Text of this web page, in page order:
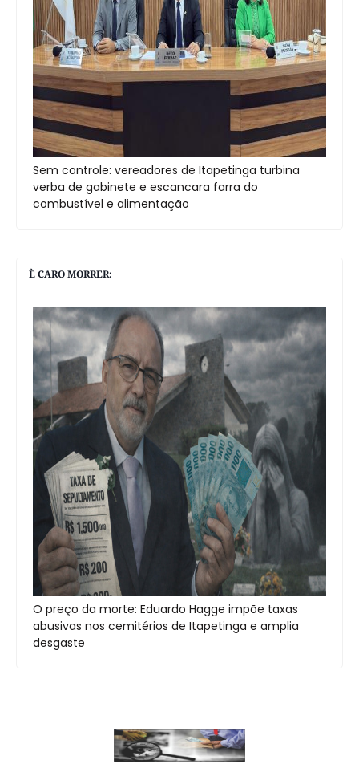
Sem controle: vereadores de Itapetinga turbina
verba de gabinete e escancara farra do
combustível e alimentação
È CARO MORRER:
O preço da morte: Eduardo Hagge impõe taxas
abusivas nos cemitérios de Itapetinga e amplia
desgaste